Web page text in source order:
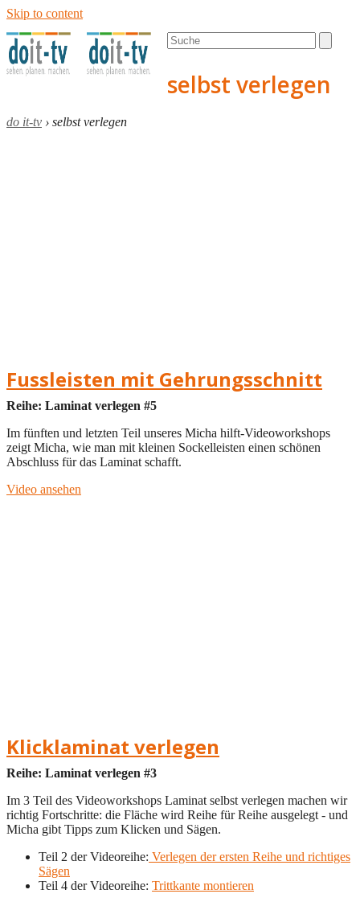
Skip to content
Open
mobile
Close
mobile
Search
selbst verlegen
do it-tv › selbst verlegen
Fussleisten mit Gehrungsschnitt
Reihe: Laminat verlegen #5
Im fünften und letzten Teil unseres Micha hilft-Videoworkshops
zeigt Micha, wie man mit kleinen Sockelleisten einen schönen
Abschluss für das Laminat schafft.
Video ansehen
Klicklaminat verlegen
Reihe: Laminat verlegen #3
Im 3 Teil des Videoworkshops Laminat selbst verlegen machen wir
richtig Fortschritte: die Fläche wird Reihe für Reihe ausgelegt - und
Micha gibt Tipps zum Klicken und Sägen.
Teil 2 der Videoreihe: Verlegen der ersten Reihe und richtiges
Sägen
Teil 4 der Videoreihe: Trittkante montieren